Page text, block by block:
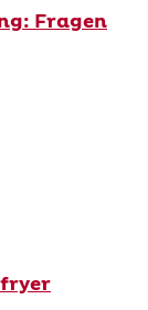
Fragen